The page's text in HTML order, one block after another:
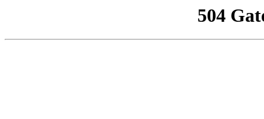
504